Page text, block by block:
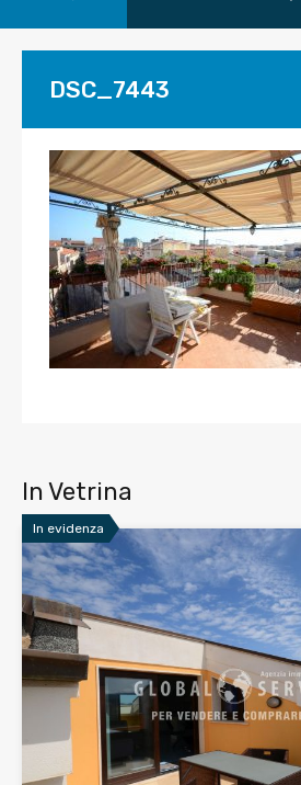
DSC_7443
In Vetrina
In evidenza